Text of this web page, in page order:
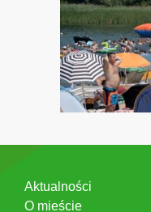
Aktualności
O mieście